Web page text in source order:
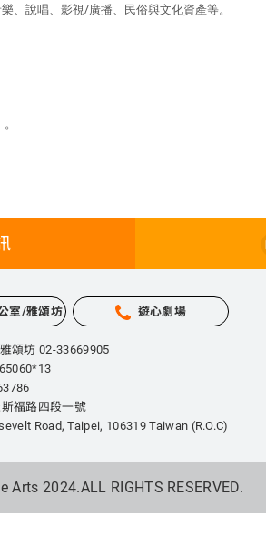
、說唱、影視/廣播、民俗與文化資產等。
室/雅頌坊 遊心劇場
頌坊 02-33669905
福路四段一號
Road, Taipei, 106319 Taiwan (R.O.C)
Arts 2024.ALL RIGHTS RESERVED.